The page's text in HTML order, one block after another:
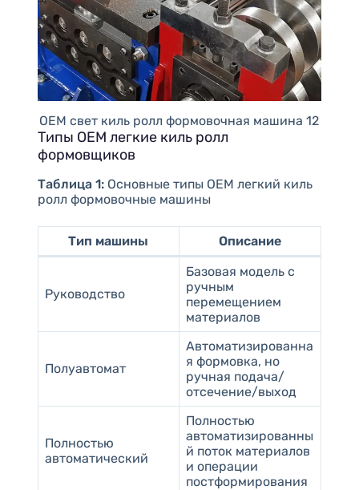
OEM свет киль ролл формовочная машина 12
Типы OEM легкие киль ролл
формовщиков
Таблица 1:Основные типы OEM легкий киль
ролл формовочные машины
Тип машины Описание
Руководство
Базовая модель с
ручным
перемещением
материалов
Полуавтомат
Автоматизированна
я формовка, но
ручная подача/
отсечение/выход
Полностью
автоматический
Полностью
автоматизированны
й поток материалов
и операции
постформирования